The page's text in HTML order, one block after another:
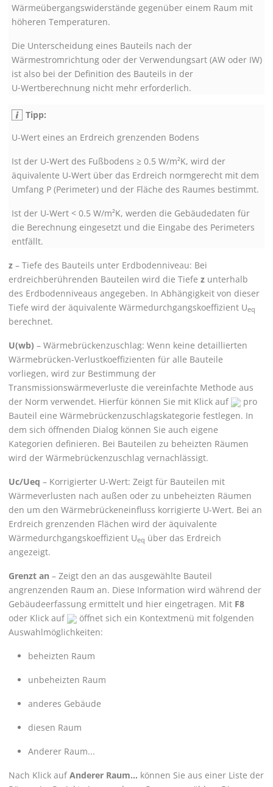
Wärmeübergangswiderstände gegenüber einem Raum mit
höheren Temperaturen.
Die Unterscheidung eines Bauteils nach der
Wärmestromrichtung oder der Verwendungsart (AW oder IW)
ist also bei der Definition des Bauteils in der
U‑Wertberechnung nicht mehr erforderlich.
Tipp:
U-Wert eines an Erdreich grenzenden Bodens
Ist der U-Wert des Fußbodens ≥ 0.5 W/m²K, wird der
äquivalente U-Wert über das Erdreich normgerecht mit dem
Umfang P (Perimeter) und der Fläche des Raumes bestimmt.
Ist der U-Wert < 0.5 W/m²K, werden die Gebäudedaten für
die Berechnung eingesetzt und die Eingabe des Perimeters
entfällt.
z – Tiefe des Bauteils unter Erdbodenniveau: Bei
erdreichberührenden Bauteilen wird die Tiefe z unterhalb
des Erdbodenniveaus angegeben. In Abhängigkeit von dieser
Tiefe wird der äquivalente Wärmedurchgangskoeffizient Ueq
berechnet.
U(wb) – Wärmebrückenzuschlag: Wenn keine detaillierten
Wärmebrücken-Verlustkoeffizienten für alle Bauteile
vorliegen, wird zur Bestimmung der
Transmissionswärmeverluste die vereinfachte Methode aus
der Norm verwendet. Hierfür können Sie mit Klick auf
pro
Bauteil eine Wärmebrückenzuschlagskategorie festlegen. In
dem sich öffnenden Dialog können Sie auch eigene
Kategorien definieren. Bei Bauteilen zu beheizten Räumen
wird der Wärmebrückenzuschlag vernachlässigt.
Uc/Ueq – Korrigierter U-Wert: Zeigt für Bauteilen mit
Wärmeverlusten nach außen oder zu unbeheizten Räumen
den um den Wärmebrückeneinfluss korrigierte U-Wert. Bei an
Erdreich grenzenden Flächen wird der äquivalente
Wärmedurchgangskoeffizient Ueq über das Erdreich
angezeigt.
Grenzt an – Zeigt den an das ausgewählte Bauteil
angrenzenden Raum an. Diese Information wird während der
Gebäudeerfassung ermittelt und hier eingetragen. Mit F8
oder Klick auf
öffnet sich ein Kontextmenü mit folgenden
Auswahlmöglichkeiten:
beheizten Raum
unbeheizten Raum
anderes Gebäude
diesen Raum
Anderer Raum...
Nach Klick auf Anderer Raum... können Sie aus einer Liste der